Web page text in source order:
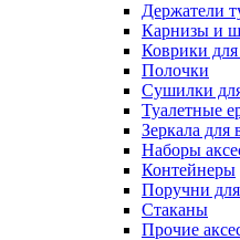
Держатели
Карнизы и
Коврики
Полочки
Сушилки
Туалетные
Зеркала для
Наборы
Контейнеры
Поручни
Стаканы
Прочие